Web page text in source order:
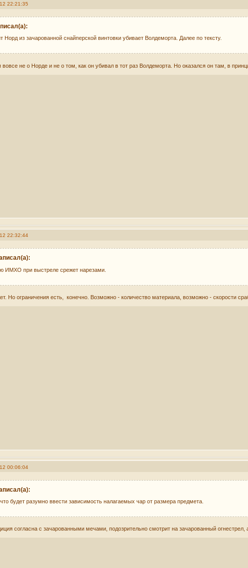
22:21:35
Норд из зачарованной снайперской винтовки убивает Волдеморта. Далее по тексту.
вовсе не о Норде и не о том, как он убивал в тот раз Волдеморта. Но оказался он там, в
22:32:44
ИМХО при выстреле срежет нарезами.
Но ограничения есть, конечно. Возможно - количество материала, возможно - скорости
00:06:04
будет разумно ввести зависимость налагаемых чар от размера предмета.
согласна с зачарованными мечами, подозрительно смотрит на зачарованный